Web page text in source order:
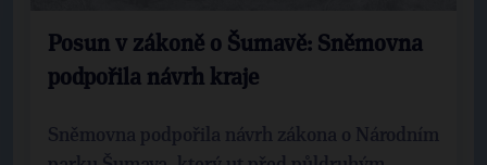
Posun v zákoně o Šumavě: Sněmovna
podpořila návrh kraje
Sněmovna podpořila návrh zákona o Národním